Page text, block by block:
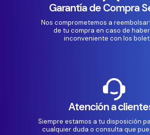
Garantía de Compra
Nos comprometemos a
de tu compra en caso de
inconveniente con los
Atención a
Siempre estamos a tu disposición
cualquier duda o consulta que